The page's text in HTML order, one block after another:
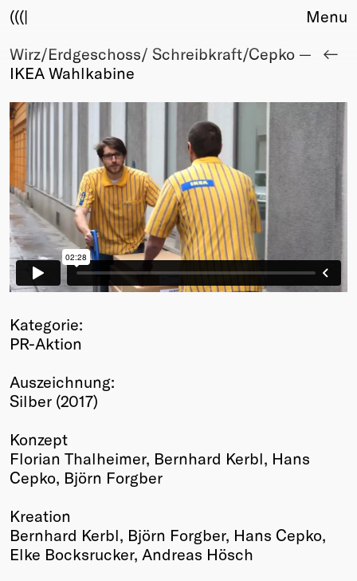
(((|
About
Club
Sponsors
Fair Work
TBD
Events
Upcoming
Past
Membership
Info
Young Creatives
Friends of Creativity
Winners
2026
Annual
Menu
Wirz/Erdgeschoss/ Schreibkraft/Cepko —
IKEA Wahlkabine
Kategorie:
PR-Aktion
Auszeichnung:
Silber (2017)
Konzept
Florian Thalheimer, Bernhard Kerbl, Hans
Cepko, Björn Forgber
Kreation
Bernhard Kerbl, Björn Forgber, Hans Cepko,
Elke Bocksrucker, Andreas Hösch